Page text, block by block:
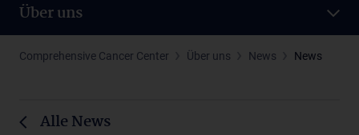
Über uns
Comprehensive Cancer Center Über uns News News
Alle News